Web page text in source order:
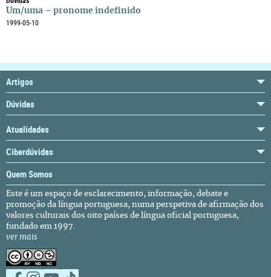
Um/uma – pronome indefinido
1999-05-10
Artigos
Dúvidas
Atualidades
Ciberdúvidas
Quem Somos
Este é um espaço de esclarecimento, informação, debate e
promoção da língua portuguesa, numa perspetiva de afirmação dos
valores culturais dos oito países de língua oficial portuguesa,
fundado em 1997.
ver mais